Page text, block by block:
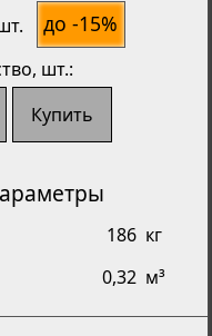
до -15%
, шт.:
Купить
186 кг
0,32 м³